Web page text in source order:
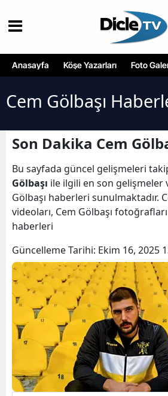
Anasayfa Köşe Yazarları Foto
Cem Gölbaşı
Son Dakika Cem
Bu sayfada güncel gelişmeleri
Gölbaşı ile ilgili en son gelişmeler
Gölbaşı haberleri sunulmaktadır.
videoları, Cem Gölbaşı
haberleri
Güncelleme Tarihi: Ekim 16, 2025